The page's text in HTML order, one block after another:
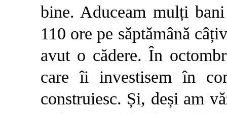
bine. Aduceam mulți
110 ore pe săptămână
avut o cădere. În
care îi investisem în
construiesc. Și, deși am